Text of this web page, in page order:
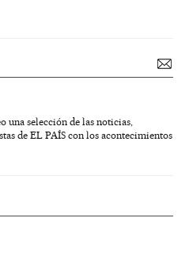
una selección de las noticias,
de EL PAÍS con los acontecimientos